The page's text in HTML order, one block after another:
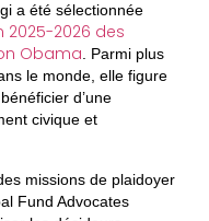
a été sélectionnée
2026 des
Obama. Parmi plus
le monde, elle figure
d’une
civique et
missions de plaidoyer
Fund Advocates